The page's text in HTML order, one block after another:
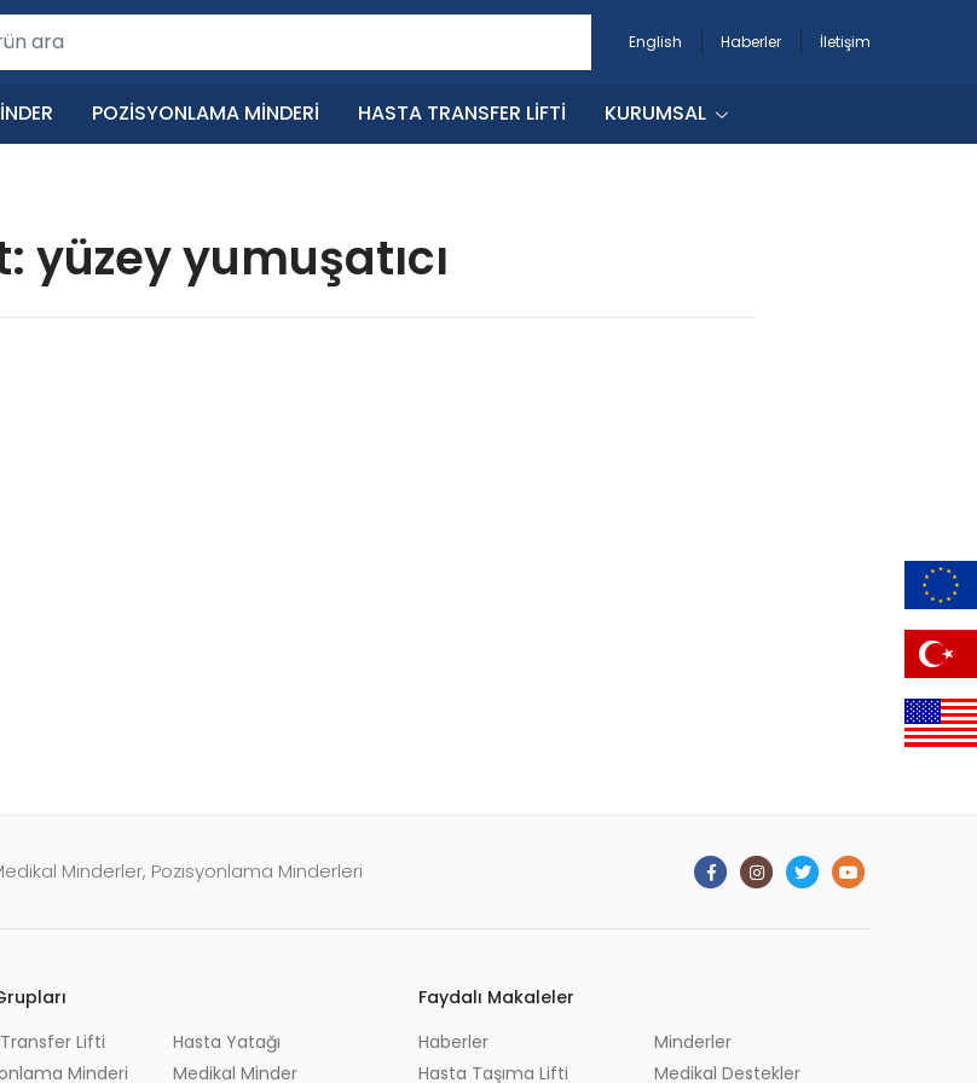
English Haberler İletişim
POZISYONLAMA MINDERI HASTA TRANSFER LIFTI KURUMSAL
yüzey yumuşatıcı
Minderler, Pozisyonlama Minderleri
Lifti
Minderi
Hasta Yatağı
Medikal Minder
Faydalı Makaleler
Haberler
Hasta Taşıma Lifti
Minderler
Medikal Destekler